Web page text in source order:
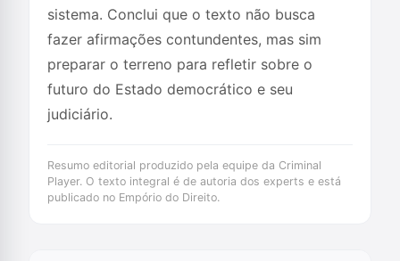
sistema. Conclui que o texto não busca
fazer afirmações contundentes, mas sim
preparar o terreno para refletir sobre o
futuro do Estado democrático e seu
judiciário.
Resumo editorial produzido pela equipe da Criminal
Player. O texto integral é de autoria dos experts e está
publicado no Empório do Direito.